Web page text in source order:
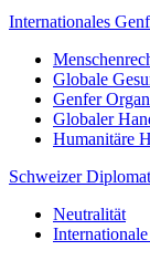
Internationales Genf
Globale
Genfer
Globaler
Humanitäre
Schweizer
Neutralität